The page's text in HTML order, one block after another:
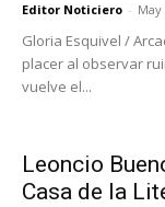
Editor Noticiero - May
Gloria Esquivel /
placer al observar
vuelve el...
Leoncio
Casa de la